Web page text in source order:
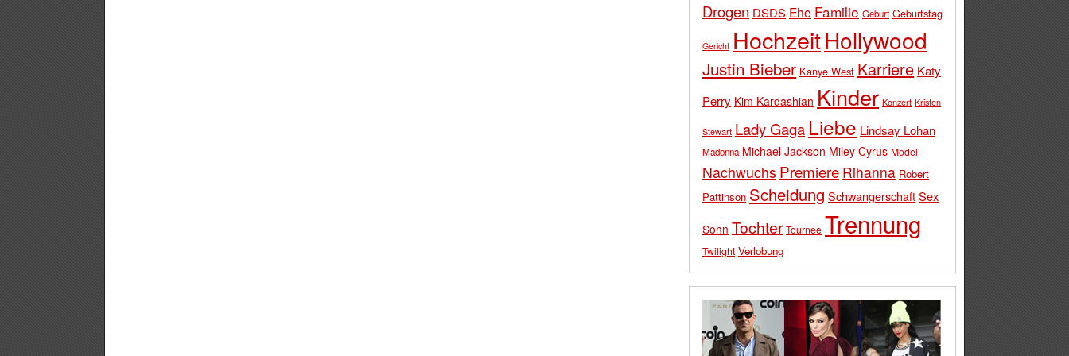
Drogen DSDS Ehe Familie Geburt Geburtstag
Gericht HochzeitHollywood
Justin Bieber Kanye West Karriere Katy
Perry Kim Kardashian Kinder Konzert Kristen
Stewart Lady Gaga Liebe Lindsay Lohan
Madonna Michael Jackson Miley Cyrus Model
Nachwuchs Premiere Rihanna Robert
Pattinson Scheidung SchwangerschaftSex
Sohn Tochter Tournee Trennung
Twilight Verlobung